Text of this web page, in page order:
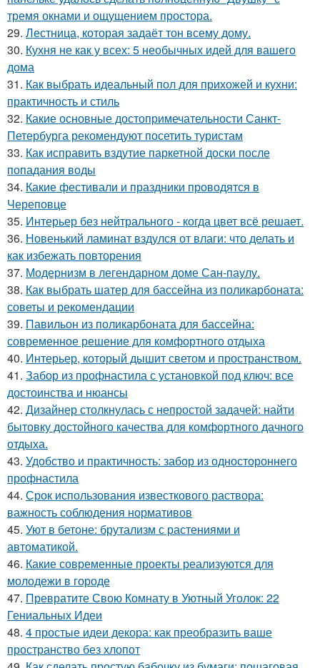
тремя окнами и ощущением простора.
29. Лестница, которая задаёт тон всему дому.
30. Кухня не как у всех: 5 необычных идей для вашего
дома
31. Как выбрать идеальный пол для прихожей и кухни:
практичность и стиль
32. Какие основные достопримечательности Санкт-
Петербурга рекомендуют посетить туристам
33. Как исправить вздутие паркетной доски после
попадания воды
34. Какие фестивали и праздники проводятся в
Череповце
35. Интерьер без нейтрального - когда цвет всё решает.
36. Новенький ламинат вздулся от влаги: что делать и
как избежать повторения
37. Модернизм в легендарном доме Сан-паулу.
38. Как выбрать шатер для бассейна из поликарбоната:
советы и рекомендации
39. Павильон из поликарбоната для бассейна:
современное решение для комфортного отдыха
40. Интерьер, который дышит светом и пространством.
41. Забор из профнастила с установкой под ключ: все
достоинства и нюансы
42. Дизайнер столкнулась с непростой задачей: найти
бытовку достойного качества для комфортного дачного
отдыха.
43. Удобство и практичность: забор из одностороннего
профнастила
44. Срок использования известкового раствора:
важность соблюдения нормативов
45. Уют в бетоне: брутализм с растениями и
автоматикой.
46. Какие современные проекты реализуются для
молодежи в городе
47. Превратите Свою Комнату в Уютный Уголок: 22
Гениальных Идеи
48. 4 простые идеи декора: как преобразить ваше
пространство без хлопот